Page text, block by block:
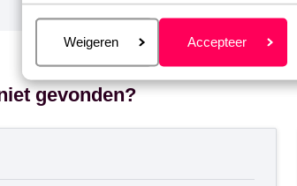
Beheren
Weigeren Accepteer
gevonden?